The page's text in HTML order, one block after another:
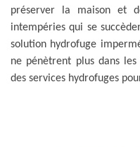
préserver la maison et
intempéries qui se
solution hydrofuge
ne pénètrent plus dans
des services hydrofuges